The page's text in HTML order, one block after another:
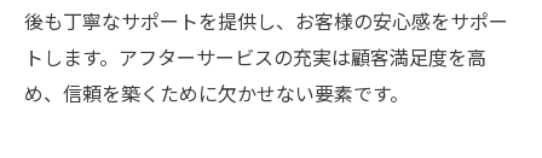
後も丁寧なサポートを提供し、お客様の安心感をサポー
トします。アフターサービスの充実は顧客満足度を高
め、信頼を築くために欠かせない要素です。